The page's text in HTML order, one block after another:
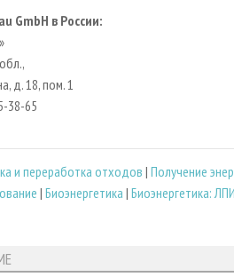
GmbH в России:
д. 18, пом. 1
38-65
и переработка отходов| Получение
| Биоэнергетика | Биоэнергетика: